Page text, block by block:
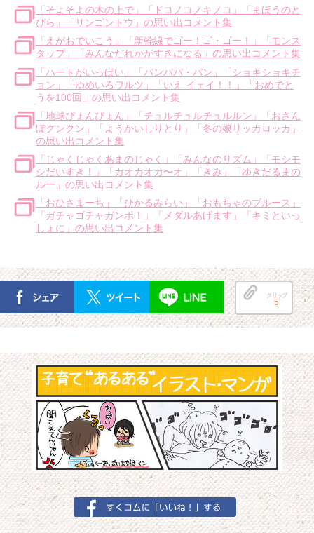
「そよそよの木の上で」「ドコノコノキノコ」「まほうのと
びら」「リンゴントウ」の思い出コメント集
「えがおでいこう」「新幹線でゴー！ゴ・ゴー！」「モンス
タップ」「みんなだれかがすきになる」の思い出コメント集
「ハートがいっぱい」「パンパパ・パン」「ショキショキチ
ョン」「ゆめいろワルツ」「いえ イェイ！！」「おめでと
うを100回」の思い出コメント集
「地球ぴょんぴょん」「チュルチュルチュルルン」「おさん
ぽクンクン」「ようかいしりとり」「冬の娘リッカロッカ」
の思い出コメント集
「じゃくじゃくあまのじゃく」「みんなのリズム」「モシモ
シだいすき！」「カオカオカ〜オ」「きみ」「ゆきだるまの
ルー」の思い出コメント集
「おひさまーち」「ひかるみらい」「おもちゃのブルース」
「ガチャゴチャガンボ！」「メダルあげます」「キミといっ
しょに」の思い出コメント集
クリップ
5